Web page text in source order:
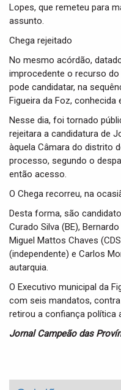
Lopes, que remeteu para
assunto.
Chega rejeitado
No mesmo acórdão,
improcedente o recurso
pode candidatar, na
Figueira da Foz, conhecida
Nesse dia, foi tornado
rejeitara a candidatura de
àquela Câmara do distrito
processo, segundo o
então acesso.
O Chega recorreu, na
Desta forma, são
Curado Silva (BE),
Miguel Mattos Chaves
(independente) e Carlos
autarquia.
O Executivo municipal da
com seis mandatos,
retirou a confiança política
Jornal Campeão das